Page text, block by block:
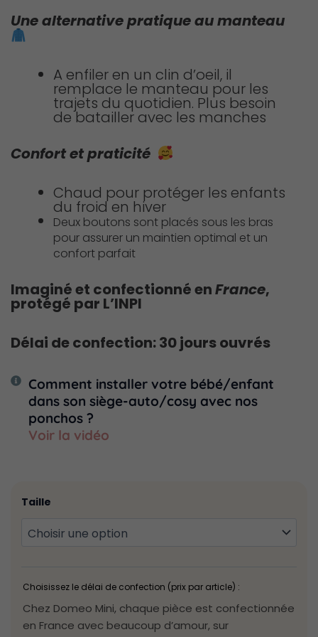
Une alternative pratique au manteau
A enfiler en un clin d’oeil, il
remplace le manteau pour les
trajets du quotidien. Plus besoin
de batailler avec les manches
Confort et praticité
Chaud pour protéger les enfants
du froid en hiver
Deux boutons sont placés sous les bras
pour assurer un maintien optimal et un
confort parfait
Imaginé et confectionné enFrance,
protégé par L’INPI
Délai de confection: 30 jours ouvrés
Comment installer votre bébé/enfant
dans son siège-auto/cosy avec nos
ponchos ?
Voir la vidéo
Taille
Choisissez le délai de confection (prix par article) :
Chez Domeo Mini, chaque pièce est confectionnée
en France avec beaucoup d’amour, sur
de
Moumoute